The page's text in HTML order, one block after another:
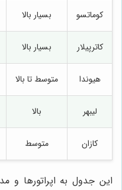
کوماتسو بسیار بالا
کاترپیلار بسیار بالا
هیوندا متوسط تا بالا
لیبهر بالا
کازان متوسط
این جدول به اپراتورها و